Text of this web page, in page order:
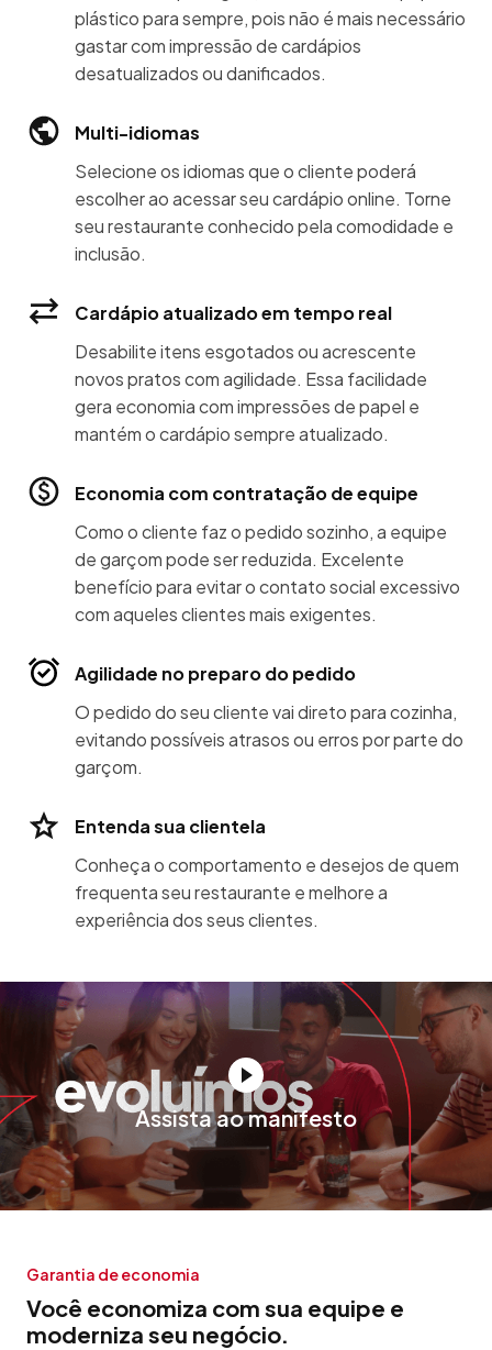
plástico para sempre, pois não é mais necessário
gastar com impressão de cardápios
desatualizados ou danificados.
Multi-idiomas
Selecione os idiomas que o cliente poderá
escolher ao acessar seu cardápio online. Torne
seu restaurante conhecido pela comodidade e
inclusão.
Cardápio atualizado em tempo real
Desabilite itens esgotados ou acrescente
novos pratos com agilidade. Essa facilidade
gera economia com impressões de papel e
mantém o cardápio sempre atualizado.
Economia com contratação de equipe
Como o cliente faz o pedido sozinho, a equipe
de garçom pode ser reduzida. Excelente
benefício para evitar o contato social excessivo
com aqueles clientes mais exigentes.
Agilidade no preparo do pedido
O pedido do seu cliente vai direto para cozinha,
evitando possíveis atrasos ou erros por parte do
garçom.
Entenda sua clientela
Conheça o comportamento e desejos de quem
frequenta seu restaurante e melhore a
experiência dos seus clientes.
Assista ao manifesto
Garantia de economia
Você economiza com sua equipe e
moderniza seu negócio.